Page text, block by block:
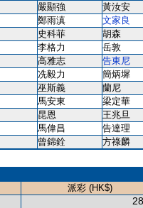
嚴顯強 黃汝安
鄭雨滇 文家良
史科菲 胡森
李格力 岳敦
高雅志 告東尼
冼毅力 簡炳墀
巫斯義 蘭尼
馬安東 梁定華
昆恩 王兆旦
馬偉昌 告達理
曾錦銓
方祿麟
派彩 (HK$)